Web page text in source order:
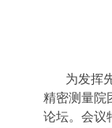
为发挥
精密测量院
论坛。会议